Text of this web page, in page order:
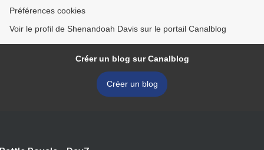
Préférences cookies
Voir le profil de Shenandoah Davis sur le portail Canalblog
Créer un blog sur Canalblog
Créer un blog